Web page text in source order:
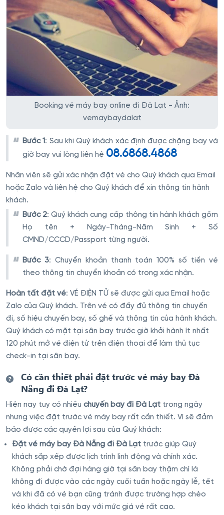
Booking vé máy bay online đi Đà Lạt - Ảnh:
vemaybaydalat
Bước 1: Sau khi Quý khách xác định được chặng bay và
giờ bay vui lòng liên hệ 08.6868.4868
Nhân viên sẽ gửi xác nhận đặt vé cho Quý khách qua Email
hoặc Zalo và liên hệ cho Quý khách để xin thông tin hành
khách.
Bước 2: Quý khách cung cấp thông tin hành khách gồm
Họ tên + Ngày-Tháng-Năm Sinh + Số
CMND/CCCD/Passport từng người.
Bước 3: Chuyển khoản thanh toán 100% số tiền vé
theo thông tin chuyển khoản có trong xác nhận.
Hoàn tất đặt vé: VÉ ĐIỆN TỬ sẽ được gửi qua Email hoặc
Zalo của Quý khách. Trên vé có đầy đủ thông tin chuyến
đi, số hiệu chuyến bay, số ghế và thông tin của hành khách.
Quý khách có mặt tại sân bay trước giờ khởi hành ít nhất
120 phút mở vé điện tử trên điện thoại để làm thủ tục
check-in tại sân bay.
Có cần thiết phải đặt trước vé máy bay Đà
Nẵng đi Đà Lạt?
Hiện nay tuy có nhiều chuyến bay đi Đà Lạt trong ngày
nhưng việc đặt trước vé máy bay rất cần thiết. Vì sẽ đảm
bảo được các quyền lợi sau của Quý khách:
Đặt vé máy bay Đà Nẵng đi Đà Lạt trước giúp Quý
khách sắp xếp được lịch trình linh động và chính xác.
Không phải chờ đợi hàng giờ tại sân bay thậm chí là
không đi được vào các ngày cuối tuần hoặc ngày lễ, tết
và khi đã có vé bạn cũng tránh được trường hợp chèo
kéo khách tại sân bay với mức giá vé rất cao.